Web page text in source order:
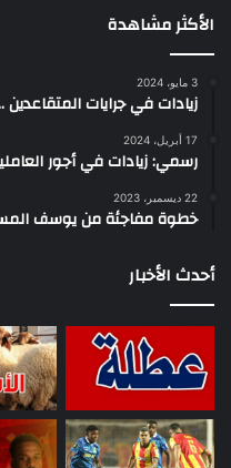
الأكثر مشاهدة
3 مايو، 2024
زيادات في جرايات
17 أبريل، 2024
رسمي: زيادات في أجور
22 ديسمبر، 2023
خطوة مفاجئة من يوسف
أحدث الأخبار